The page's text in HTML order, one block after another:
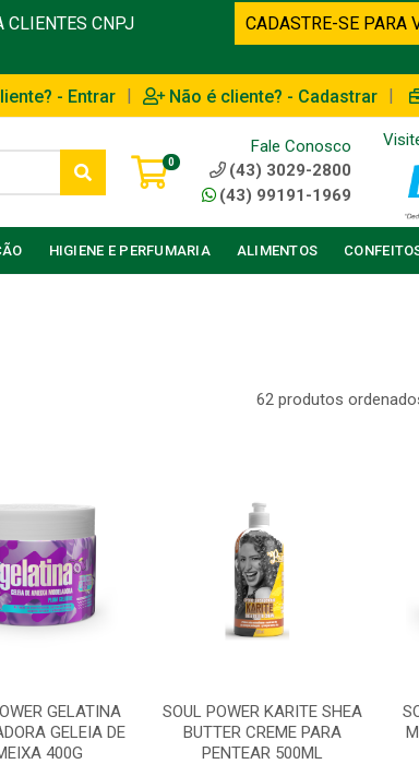
CLIENTES CNPJ
CADASTRE-SE PARA
- Entrar | Não é cliente? - Cadastrar |
0
Fale Conosco
(43) 3029-2800
(43) 99191-1969
HIGIENE E PERFUMARIA ALIMENTOS
62 produtos
GELATINA
GELEIA DE
400G
SOUL POWER KARITE SHEA
BUTTER CREME PARA
PENTEAR 500ML